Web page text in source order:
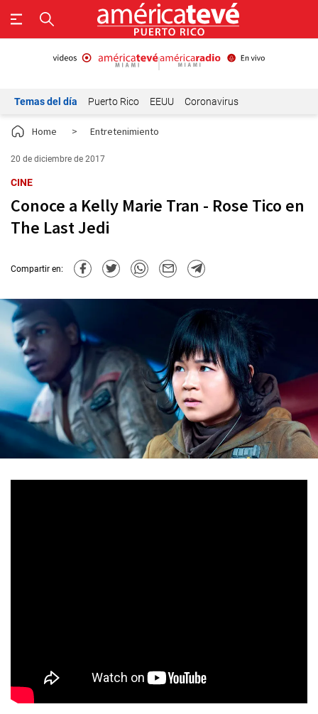
Temas del día Puerto Rico EEUU Coronavirus
Home > Entretenimiento
20 de diciembre de 2017
CINE
Conoce a Kelly Marie Tran - Rose Tico en
The Last Jedi
Compartir en: